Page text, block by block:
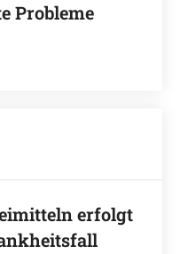
Probleme
erfolgt